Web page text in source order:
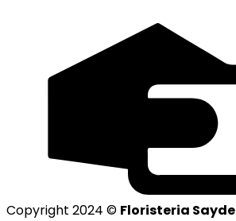
Copyright 2024 © Floristeria Sayde